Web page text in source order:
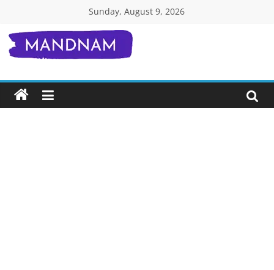
content
Sunday, August 9, 2026
Mandnam.com
जाने
एक-